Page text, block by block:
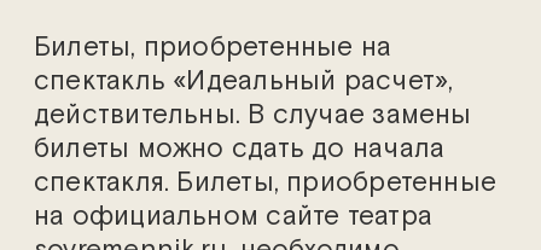
Билеты, приобретенные на
спектакль «Идеальный расчет»,
действительны. В случае замены
билеты можно сдать до начала
спектакля. Билеты, приобретенные
на официальном сайте театра